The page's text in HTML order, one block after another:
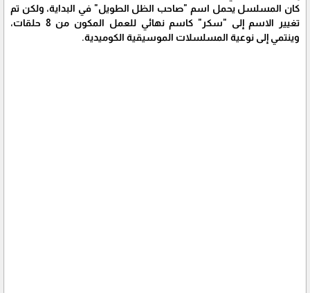
كان المسلسل يحمل اسم "صاحب الظل الطويل" في البداية، ولكن تم
تغيير الاسم إلى "سكر" كاسم نهائي للعمل المكون من 8 حلقات،
وينتمي إلى نوعية المسلسلات الموسيقية الكوميدية.